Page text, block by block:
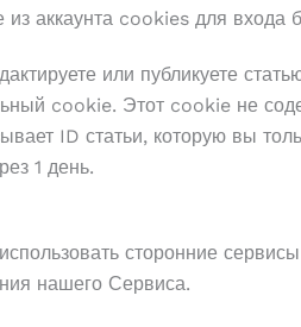
аккаунта cookies для входа
или публикуете
cookie. Этот cookie не
ID статьи, которую вы
1 день.
сторонние
нашего Сервиса.